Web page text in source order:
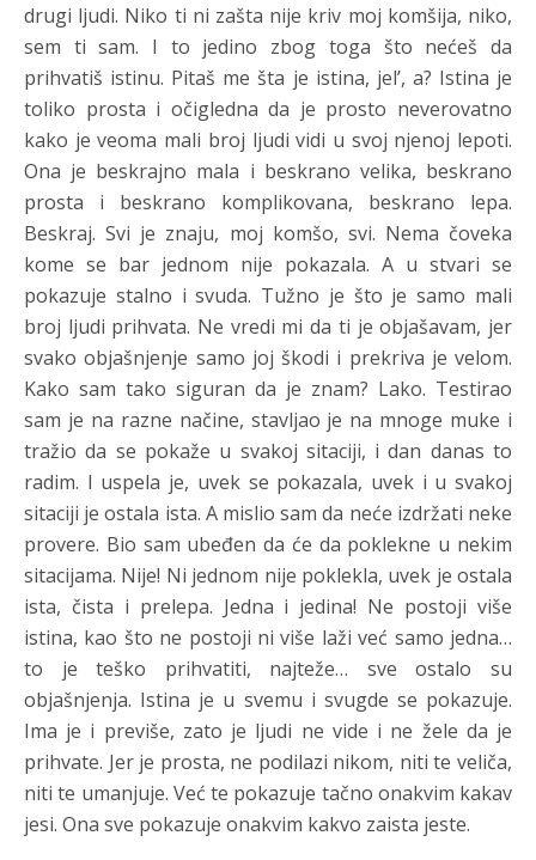
drugi ljudi. Niko ti ni zašta nije kriv moj komšija, niko,
sem ti sam. I to jedino zbog toga što nećeš da
prihvatiš istinu. Pitaš me šta je istina, jel’, a? Istina je
toliko prosta i očigledna da je prosto neverovatno
kako je veoma mali broj ljudi vidi u svoj njenoj lepoti.
Ona je beskrajno mala i beskrano velika, beskrano
prosta i beskrano komplikovana, beskrano lepa.
Beskraj. Svi je znaju, moj komšo, svi. Nema čoveka
kome se bar jednom nije pokazala. A u stvari se
pokazuje stalno i svuda. Tužno je što je samo mali
broj ljudi prihvata. Ne vredi mi da ti je objašavam, jer
svako objašnjenje samo joj škodi i prekriva je velom.
Kako sam tako siguran da je znam? Lako. Testirao
sam je na razne načine, stavljao je na mnoge muke i
tražio da se pokaže u svakoj sitaciji, i dan danas to
radim. I uspela je, uvek se pokazala, uvek i u svakoj
sitaciji je ostala ista. A mislio sam da neće izdržati neke
provere. Bio sam ubeđen da će da poklekne u nekim
sitacijama. Nije! Ni jednom nije poklekla, uvek je ostala
ista, čista i prelepa. Jedna i jedina! Ne postoji više
istina, kao što ne postoji ni više laži već samo jedna…
to je teško prihvatiti, najteže… sve ostalo su
objašnjenja. Istina je u svemu i svugde se pokazuje.
Ima je i previše, zato je ljudi ne vide i ne žele da je
prihvate. Jer je prosta, ne podilazi nikom, niti te veliča,
niti te umanjuje. Već te pokazuje tačno onakvim kakav
jesi. Ona sve pokazuje onakvim kakvo zaista jeste.